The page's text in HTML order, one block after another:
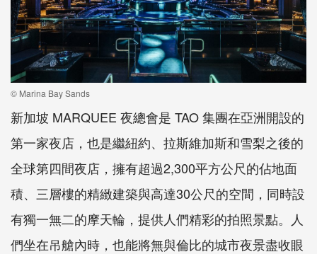
© Marina Bay Sands
新加坡 MARQUEE 夜總會是 TAO集團在亞洲開設的
第一家夜店，也是繼紐約、拉斯維加斯和雪梨之後的
全球第四間夜店，擁有超過2,300平方公尺的佔地面
積、三層樓的精緻建築與高達30公尺的空間，同時設
有獨一無二的摩天輪，提供人們精彩的拍照景點。人
們坐在吊艙內時，也能將無與倫比的城市夜景盡收眼